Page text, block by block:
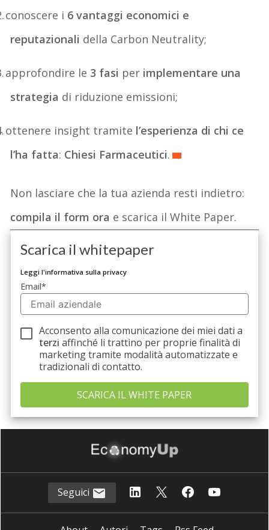
conoscere i 6 vantaggi economici e
reputazionali della Carbon Neutrality;
approfondire le 3 fasi per implementare una
strategia di riduzione emissioni;
ottenere insight tramite l’esperienza di chi ce
l’ha fatta: Chiesi Farmaceutici.
Non lasciare che la tua azienda resti indietro:
compila il form ora e scarica il White Paper.
Scarica il whitepaper
Leggi l'informativa sulla privacy
Email*
Acconsento alla comunicazione dei miei dati a
terzi affinché li trattino per proprie finalità di
marketing tramite modalità automatizzate e
tradizionali di contatto.
Seguici